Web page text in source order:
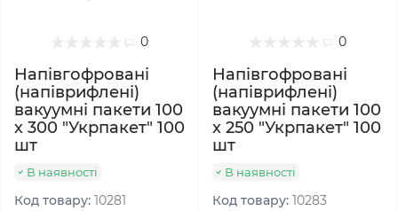
0
Напівгофровані
(напіврифлені)
вакуумні пакети 100
х 300 "Укрпакет" 100
шт
В наявності
Код товару: 10281
0
Напівгофровані
(напіврифлені)
вакуумні пакети 100
х 250 "Укрпакет" 100
шт
В наявності
Код товару: 10283